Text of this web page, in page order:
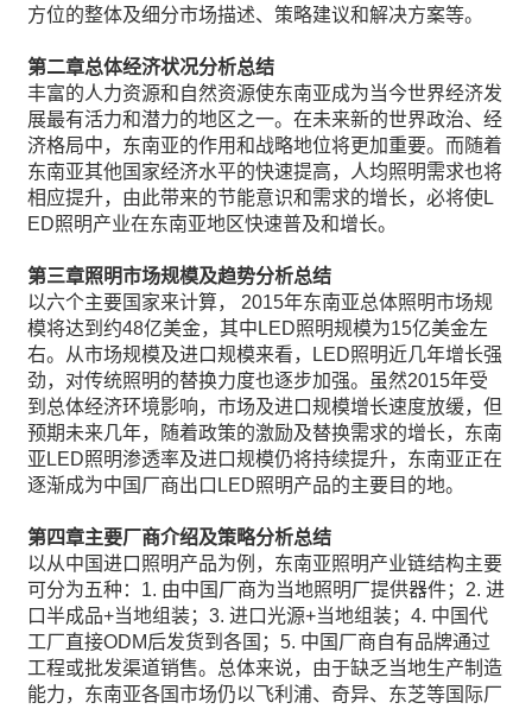
方位的整体及细分市场描述、策略建议和解决方案等。
第二章总体经济状况分析总结
丰富的人力资源和自然资源使东南亚成为当今世界经济发
展最有活力和潜力的地区之一。在未来新的世界政治、经
济格局中，东南亚的作用和战略地位将更加重要。而随着
东南亚其他国家经济水平的快速提高，人均照明需求也将
相应提升，由此带来的节能意识和需求的增长，必将使L
ED照明产业在东南亚地区快速普及和增长。
第三章照明市场规模及趋势分析总结
以六个主要国家来计算， 2015年东南亚总体照明市场规
模将达到约48亿美金，其中LED照明规模为15亿美金左
右。从市场规模及进口规模来看，LED照明近几年增长强
劲，对传统照明的替换力度也逐步加强。虽然2015年受
到总体经济环境影响，市场及进口规模增长速度放缓，但
预期未来几年，随着政策的激励及替换需求的增长，东南
亚LED照明渗透率及进口规模仍将持续提升，东南亚正在
逐渐成为中国厂商出口LED照明产品的主要目的地。
第四章主要厂商介绍及策略分析总结
以从中国进口照明产品为例，东南亚照明产业链结构主要
可分为五种：1. 由中国厂商为当地照明厂提供器件；2. 进
口半成品+当地组装；3. 进口光源+当地组装；4. 中国代
工厂直接ODM后发货到各国；5. 中国厂商自有品牌通过
工程或批发渠道销售。总体来说，由于缺乏当地生产制造
能力，东南亚各国市场仍以飞利浦、奇异、东芝等国际厂